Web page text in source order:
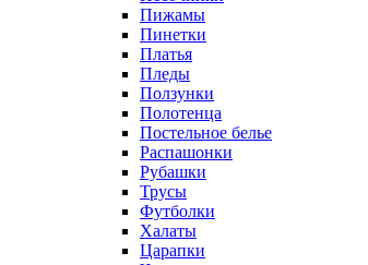
Пижамы
Пинетки
Платья
Пледы
Ползунки
Полотенца
Постельное белье
Распашонки
Рубашки
Трусы
Футболки
Халаты
Царапки